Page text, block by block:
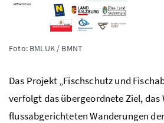
Foto: BMLUK / BMNT
Das Projekt „Fischschutz und
verfolgt das übergeordnete Ziel, das
flussabgerichteten Wanderungen